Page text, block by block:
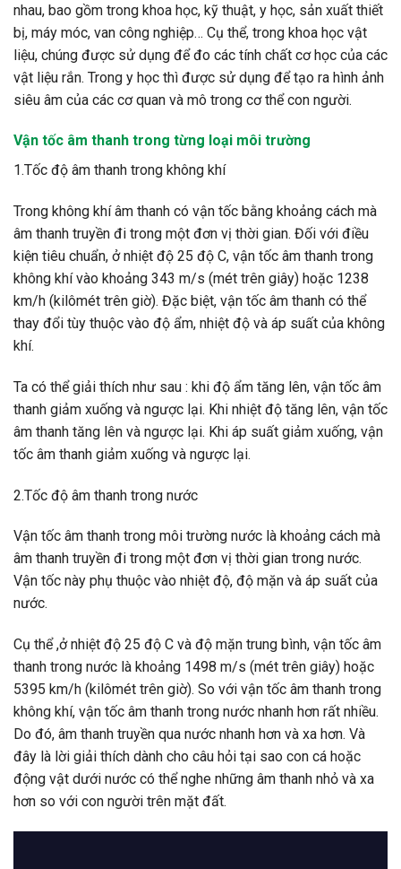
nhau, bao gồm trong khoa học, kỹ thuật, y học, sản xuất thiết
bị, máy móc, van công nghiệp… Cụ thể, trong khoa học vật
liệu, chúng được sử dụng để đo các tính chất cơ học của các
vật liệu rắn. Trong y học thì được sử dụng để tạo ra hình ảnh
siêu âm của các cơ quan và mô trong cơ thể con người.
Vận tốc âm thanh trong từng loại môi trường
1.Tốc độ âm thanh trong không khí
Trong không khí âm thanh có vận tốc bằng khoảng cách mà
âm thanh truyền đi trong một đơn vị thời gian. Đối với điều
kiện tiêu chuẩn, ở nhiệt độ 25 độ C, vận tốc âm thanh trong
không khí vào khoảng 343 m/s (mét trên giây) hoặc 1238
km/h (kilômét trên giờ). Đặc biệt, vận tốc âm thanh có thể
thay đổi tùy thuộc vào độ ẩm, nhiệt độ và áp suất của không
khí.
Ta có thể giải thích như sau : khi độ ẩm tăng lên, vận tốc âm
thanh giảm xuống và ngược lại. Khi nhiệt độ tăng lên, vận tốc
âm thanh tăng lên và ngược lại. Khi áp suất giảm xuống, vận
tốc âm thanh giảm xuống và ngược lại.
2.Tốc độ âm thanh trong nước
Vận tốc âm thanh trong môi trường nước là khoảng cách mà
âm thanh truyền đi trong một đơn vị thời gian trong nước.
Vận tốc này phụ thuộc vào nhiệt độ, độ mặn và áp suất của
nước.
Cụ thể ,ở nhiệt độ 25 độ C và độ mặn trung bình, vận tốc âm
thanh trong nước là khoảng 1498 m/s (mét trên giây) hoặc
5395 km/h (kilômét trên giờ). So với vận tốc âm thanh trong
không khí, vận tốc âm thanh trong nước nhanh hơn rất nhiều.
Do đó, âm thanh truyền qua nước nhanh hơn và xa hơn. Và
đây là lời giải thích dành cho câu hỏi tại sao con cá hoặc
động vật dưới nước có thể nghe những âm thanh nhỏ và xa
hơn so với con người trên mặt đất.